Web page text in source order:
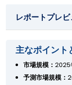
レポートプレ
主なポイント
市場規模： 2025
予測市場規模：